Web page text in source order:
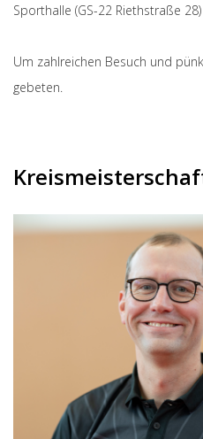
Sporthalle (GS-22 Riethstraße 28)
Um zahlreichen Besuch und
gebeten.